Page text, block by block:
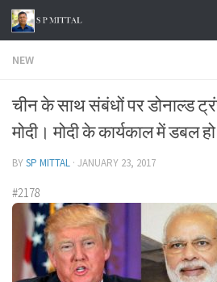
Skip to content
NEW
चीन के साथ संबंधों पर डोनाल्ड
मोदी। मोदी के कार्यकाल में डबल
BYSP MITTAL · JANUARY 23, 2017
#2178